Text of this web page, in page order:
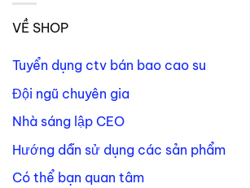
VỀ SHOP
Tuyển dụng ctv bán bao cao su
Đội ngũ chuyên gia
Nhà sáng lập CEO
Hướng dẫn sử dụng các sản phẩm
Có thể bạn quan tâm